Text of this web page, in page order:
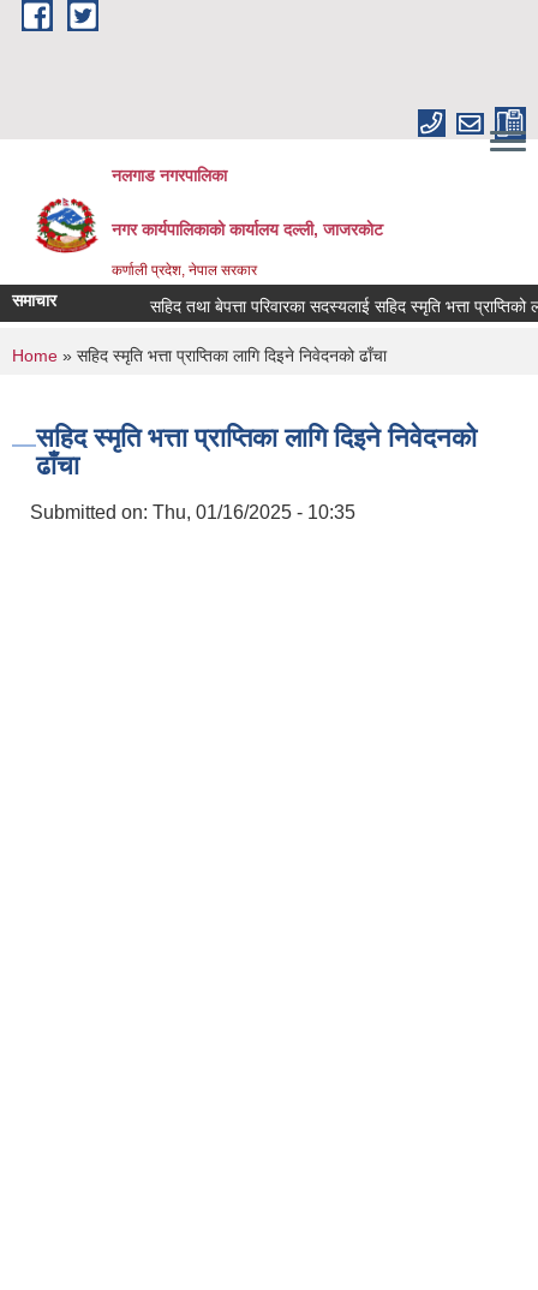
Skip to main content
नलगाड नगरपालिका
नगर कार्यपालिकाको कार्यालय दल्ली, जाजरकाेट
कर्णाली प्रदेश, नेपाल सरकार
समाचार सहिद तथा बेपत्ता परिवारका सदस्यलाई सहिद स्मृति भत्ता प्राप्तिको
You are here
Home » सहिद स्मृति भत्ता प्राप्तिका लागि दिइने निवेदनको ढाँचा
सहिद स्मृति भत्ता प्राप्तिका लागि दिइने निवेदनको
ढाँचा
Submitted on: Thu, 01/16/2025 - 10:35